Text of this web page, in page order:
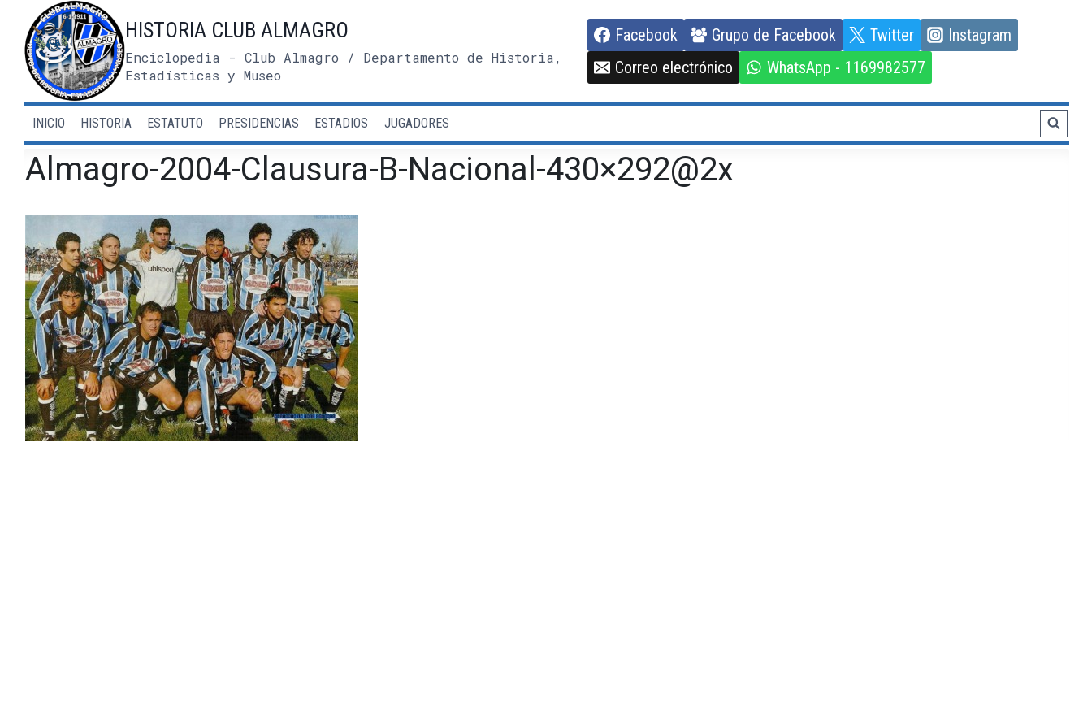
contenido
HISTORIA CLUB ALMAGRO
Enciclopedia - Club Almagro / Departamento de Historia,
Estadísticas y Museo
Facebook Grupo de Facebook Twitter
Instagram
Correo electrónico
WhatsApp - 1169982577
INICIO HISTORIA ESTATUTO PRESIDENCIAS ESTADIOS JUGADORES
Almagro-2004-Clausura-B-Nacional-430×292@2x